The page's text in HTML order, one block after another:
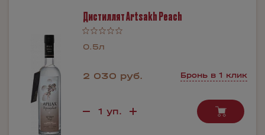
Дистиллят Artsakh Peach
0.5л
2 030 руб. Бронь в 1 клик